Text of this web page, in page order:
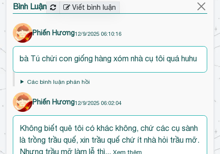
Bình Luận Viết bình luận
Đ
đ
ầ
u
Phiến Hương12/9/2025 06:10:16
bà Tú chửi con giống hàng xóm nhà cụ tôi quá huhu
Các bình luận phản hồi
Phiến Hương12/9/2025 06:02:04
Không biết quê tôi có khác không, chứ các cụ sành
là trồng trầu quế, xin trầu quế chứ ít nhà hỏi trầu mỡ.
Nhưng trầu mỡ làm lễ thì...
Xem thêm